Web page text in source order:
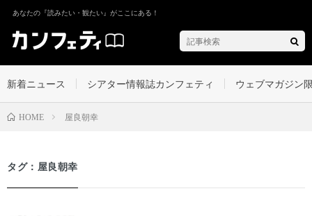
あなたの『読みたい・観たい』がここにある！
新着ニュース シアター情報誌カンフェティ ウェブマガジン
HOME 屋良朝幸
タグ：屋良朝幸